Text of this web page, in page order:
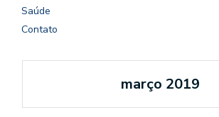
Saúde
Contato
março 2019